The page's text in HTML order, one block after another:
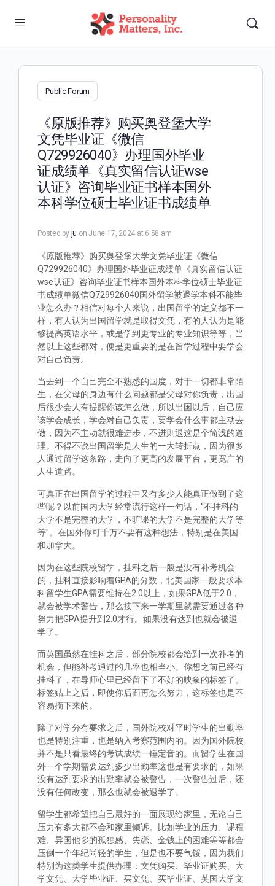
Public Forum
《原版推荐》购买奥登堡大学
文凭毕业证《微信
Q729926040》办理国外毕业
证成绩单《真实留信认证wse
认证》咨询毕业证书样本国外
本科学位硕士毕业证书成绩单
Posted by ju on June 17, 2024 at 6:58 am
《原版推荐》购买奥登堡大学文凭毕业证《微信
Q729926040》办理国外毕业证成绩单《真实留信认证
wse认证》咨询毕业证书样本国外本科学位硕士毕业证
书成绩单微信Q729926040国外留学被退学本科不能毕
业怎么办？相信对每个人来说，出国留学的定义都不一
样，有人认为出国留学就是取得文凭，有的人认为是能
够提高英语水平，或是学到更专业的专业知识等等，当
然以上这些都对，便是更重要的是在留学过程中要学会
对自己负责。
当去到一个自己完全不熟悉的国度，对于一切都非常陌
生，在父母的身边有什么问题都是父母对你负责，出国
后很少会人有提醒你该怎么做，所以出国以后，自己应
该学会成长，学会对自己负责，要学会什么事都主动去
做，因为不主动就很难进步，不进则退这是个简浅的道
理。不得不说出国留学是人生的一大转折点，因为很多
人通过留学这条路，走向了更高的发展平台，更宽广的
人生道路。
可真正在出国留学的过程中又有多少人能真正做到了这
些呢？以前国内大学经常流行这样一句话，“不挂科的
大学不是完整的大学，不旷课的大学不是完整的大学等
等”。在国外你可千万不要有这种想法，特别是在美国
和加拿大。
因为在这些院校留学，挂科之后一般是没有补考机会
的，挂科直接影响着GPA的分数，北美国家一般要求本
科留学生GPA需要维持在2.0以上，如果GPA低于2.0，
就会被学术警告，那么接下来一学期里就需要通过各种
努力把GPA提升到2.0才行。如果没有达到也就会被退
学了。
而英国虽然在挂科之后，部分院校都会给到一次补考的
机会，但能补考通过的几率也相当小。你想之前已经有
挂科了，在导师心里已经留下了不好的映象的标签了。
标签贴上之后，即使你后面再怎么努力，这标签也是不
容易摘下来的。
除了对学分有要求之后，国外院校对平时学生的出勤率
也是特别注重，也是纳入考察范围内的。因为国外院校
并不是只看最终的考试成绩一锤定音的。而留学生在国
外一个学期需要达到多少出勤率这也是有要求的，如果
没有达到要求的出勤率就会被警告，一次警告过后，还
没有任何改变，那么也就会被退学了。
留学生都希望把自己最好的一面展现给家里，无论自己
压力有多大都不会和家里倾诉。比如学业的压力、课程
难、异国他乡的孤独感、失恋、金钱上的困难等等都会
压倒一个年纪尚轻的学生，但是也不要气馁，因为我们
特别为这类学生提供办理：文凭购买、毕业证购买、大
学文凭、大学毕业证、买文凭、买毕业证、英国大学文